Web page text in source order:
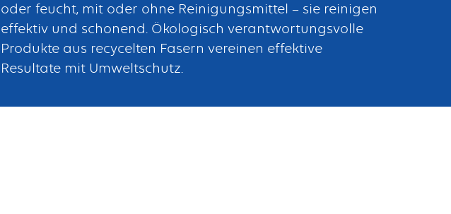
oder feucht, mit oder ohne Reinigungsmittel – sie reinigen
effektiv und schonend. Ökologisch verantwortungsvolle
Produkte aus recycelten Fasern vereinen effektive
Resultate mit Umweltschutz.